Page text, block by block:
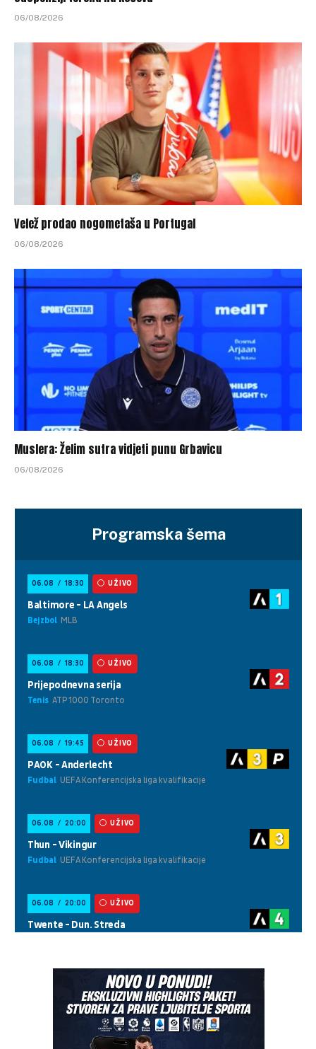
06/08/2026
Velež prodao nogometaša u Portugal
06/08/2026
Muslera: Želim sutra vidjeti punu Grbavicu
06/08/2026
Programska šema